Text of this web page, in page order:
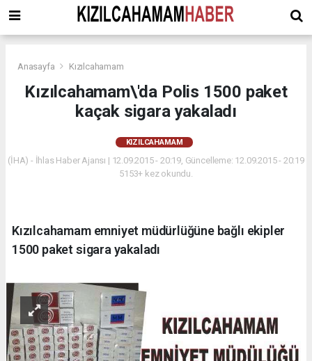
Anasayfa Kızılcahamam
Kızılcahamam\'da Polis 1500 paket
kaçak sigara yakaladı
KIZILCAHAMAM
(İHA) - İhlas Haber Ajansı | 12.09.2015 - 20:19, Güncelleme: 12.09.2015 - 20:19
5153+ kez okundu.
Kızılcahamam emniyet müdürlüğüne bağlı ekipler
1500 paket sigara yakaladı